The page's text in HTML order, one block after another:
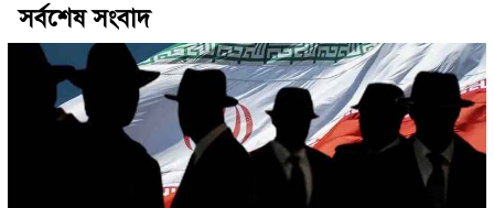
সর্বশেষ সংবাদ